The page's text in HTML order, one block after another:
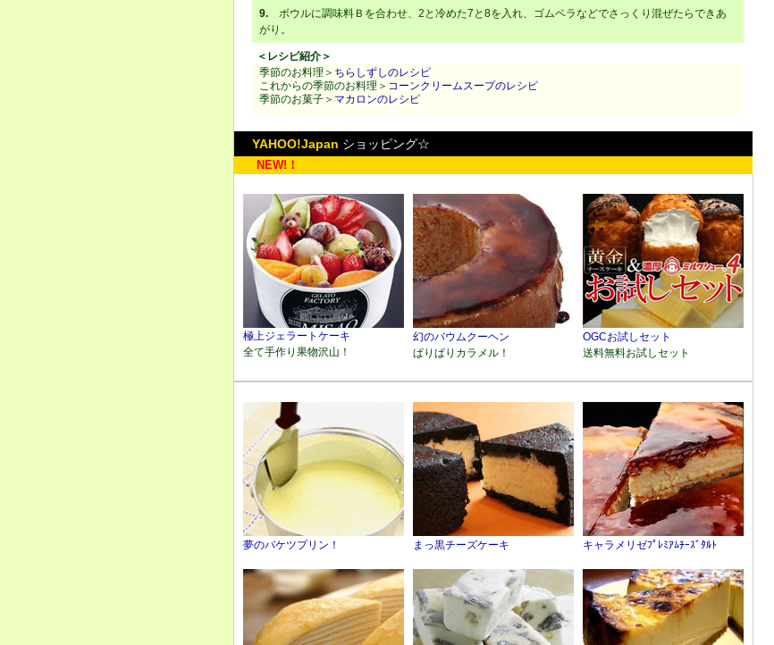
9. ボウルに調味料Ｂを合わせ、2と冷めた7と8を入れ、ゴムベラなどでさっくり混ぜたらできあ
がり。
＜レシピ紹介＞
季節のお料理＞ ちらしずしのレシピ
これからの季節のお料理＞ コーンクリームスープのレシピ
季節のお菓子＞ マカロンのレシピ
YAHOO!Japan ショッピング☆
NEW!！
極上ジェラートケーキ
全て手作り果物沢山！
幻のバウムクーヘン
ぱりぱりカラメル！
OGCお試しセット
送料無料お試しセット
夢のバケツプリン！ まっ黒チーズケーキ キャラメリゼﾌﾟﾚﾐｱﾑﾁｰｽﾞﾀﾙﾄ